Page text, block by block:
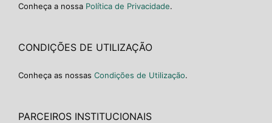
Conheça a nossa Política de Privacidade.
CONDIÇÕES DE UTILIZAÇÃO
Conheça as nossas Condições de Utilização.
PARCEIROS INSTITUCIONAIS